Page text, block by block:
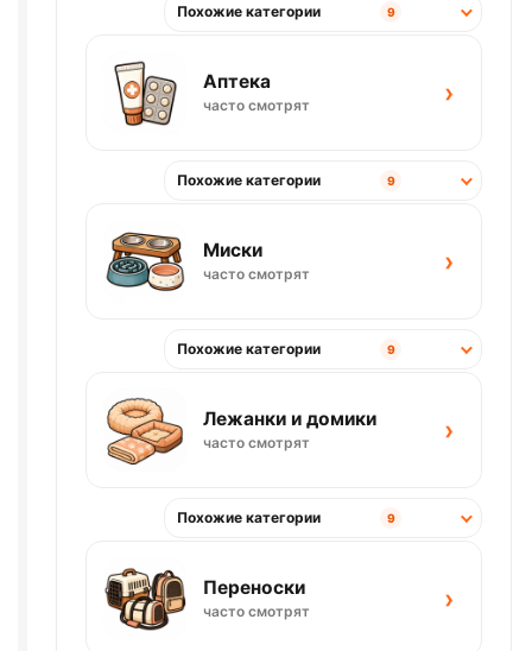
Похожие категории 9
Аптека
часто смотрят ›
Похожие категории 9
Миски
часто смотрят ›
Похожие категории 9
Лежанки и домики
часто смотрят ›
Похожие категории 9
Переноски
часто смотрят ›